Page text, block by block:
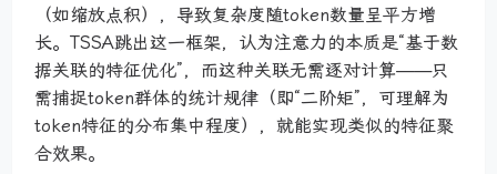
（如缩放点积），导致复杂度随token数量呈平方增
长。TSSA跳出这一框架，认为注意力的本质是“基于数
据关联的特征优化”，而这种关联无需逐对计算——只
需捕捉token群体的统计规律（即“二阶矩”，可理解为
token特征的分布集中程度），就能实现类似的特征聚
合效果。